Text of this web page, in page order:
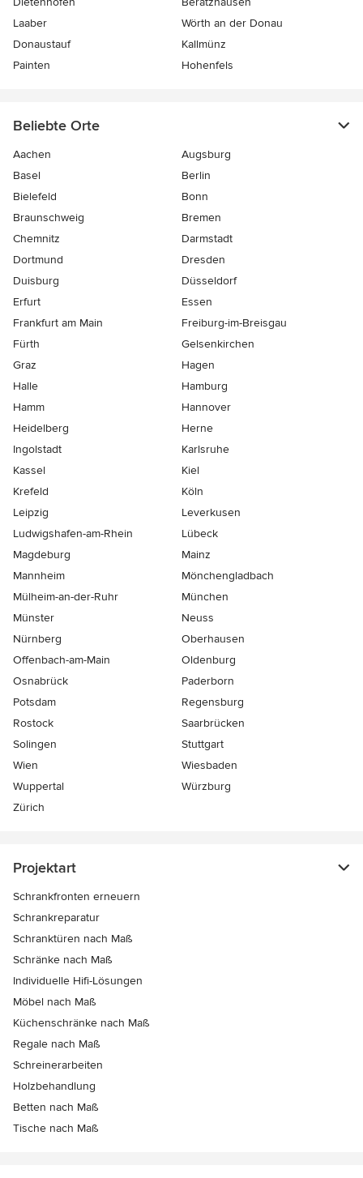
Laaber
Wörth an der Donau
Donaustauf
Kallmünz
Painten
Hohenfels
Beliebte Orte
Aachen
Augsburg
Basel
Berlin
Bielefeld
Bonn
Braunschweig
Bremen
Chemnitz
Darmstadt
Dortmund
Dresden
Duisburg
Düsseldorf
Erfurt
Essen
Frankfurt am Main
Freiburg-im-Breisgau
Fürth
Gelsenkirchen
Graz
Hagen
Halle
Hamburg
Hamm
Hannover
Heidelberg
Herne
Ingolstadt
Karlsruhe
Kassel
Kiel
Krefeld
Köln
Leipzig
Leverkusen
Ludwigshafen-am-Rhein
Lübeck
Magdeburg
Mainz
Mannheim
Mönchen­gladbach
Mülheim-an-der-Ruhr
München
Münster
Neuss
Nürnberg
Oberhausen
Offenbach-am-Main
Oldenburg
Osnabrück
Paderborn
Potsdam
Regensburg
Rostock
Saarbrücken
Solingen
Stuttgart
Wien
Wiesbaden
Wuppertal
Würzburg
Zürich
Projektart
Schrankfronten erneuern
Schrankreparatur
Schranktüren nach Maß
Schränke nach Maß
Individuelle Hifi-Lösungen
Möbel nach Maß
Küchenschränke nach Maß
Regale nach Maß
Schreinerarbeiten
Holzbehandlung
Betten nach Maß
Tische nach Maß